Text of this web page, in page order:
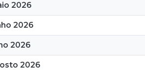
2026
2026
2026
2026